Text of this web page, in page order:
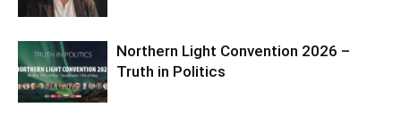
Northern Light Convention 2026 –
Truth in Politics